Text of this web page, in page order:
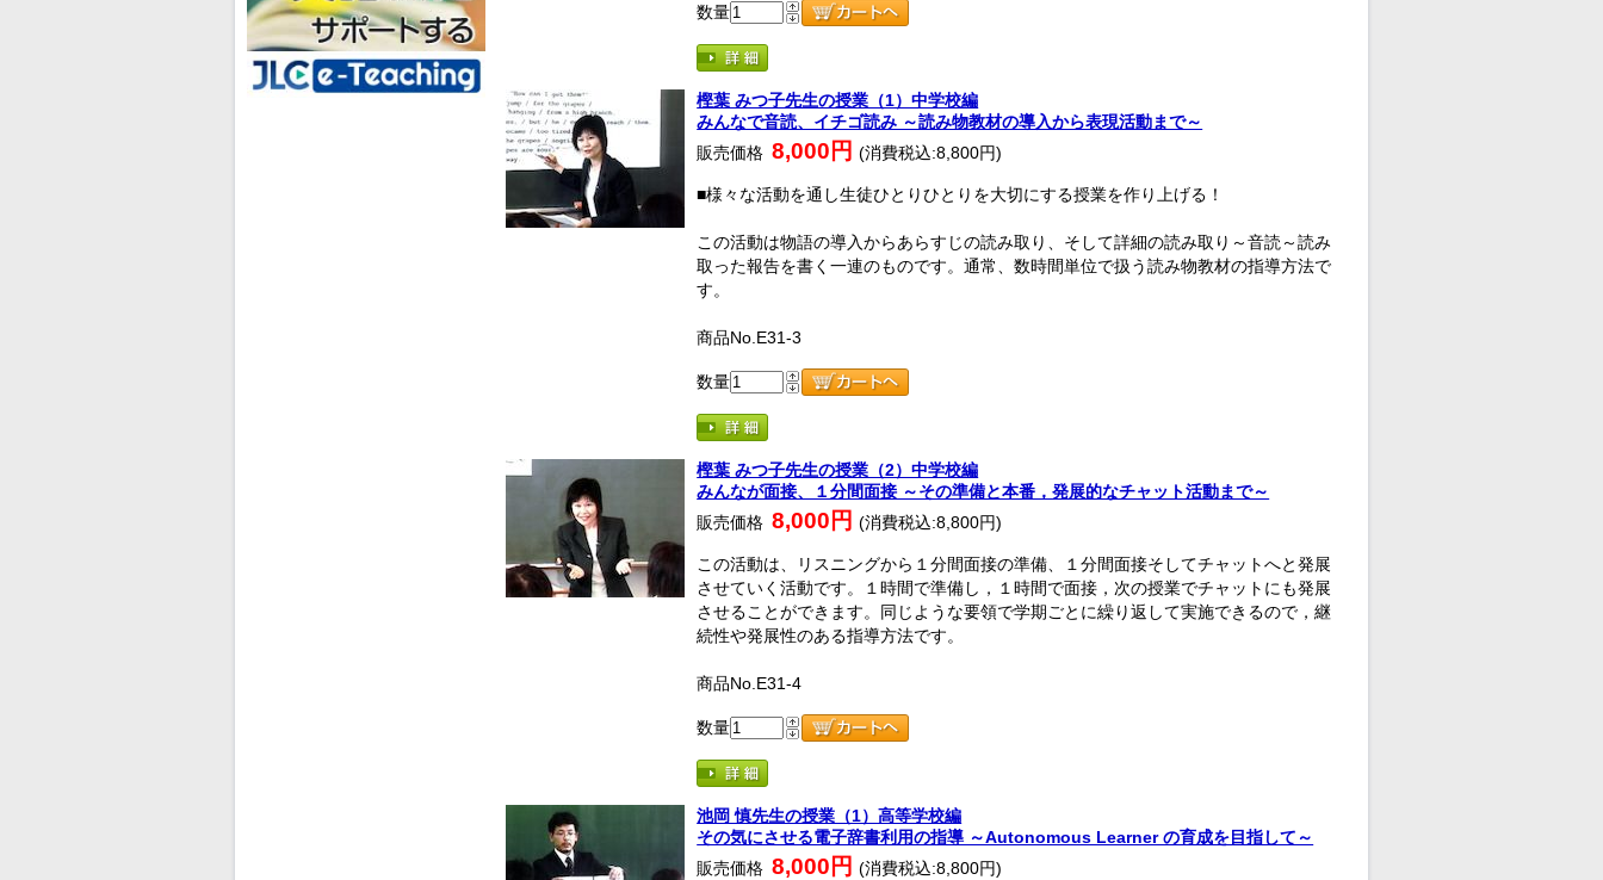
数量
樫葉 みつ子先生の授業（1）中学校編
みんなで音読、イチゴ読み ～読み物教材の導入から表現活動まで～
販売価格 8,000円 (消費税込:8,800円)
■様々な活動を通し生徒ひとりひとりを大切にする授業を作り上げる！
この活動は物語の導入からあらすじの読み取り、そして詳細の読み取り～音読～読み
取った報告を書く一連のものです。通常、数時間単位で扱う読み物教材の指導方法で
す。
商品No.E31-3
数量
樫葉 みつ子先生の授業（2）中学校編
みんなが面接、１分間面接 ～その準備と本番，発展的なチャット活動まで～
販売価格 8,000円 (消費税込:8,800円)
この活動は、リスニングから１分間面接の準備、１分間面接そしてチャットへと発展
させていく活動です。１時間で準備し，１時間で面接，次の授業でチャットにも発展
させることができます。同じような要領で学期ごとに繰り返して実施できるので，継
続性や発展性のある指導方法です。
商品No.E31-4
数量
池岡 慎先生の授業（1）高等学校編
その気にさせる電子辞書利用の指導 ～Autonomous Learner の育成を目指して～
販売価格 8,000円 (消費税込:8,800円)